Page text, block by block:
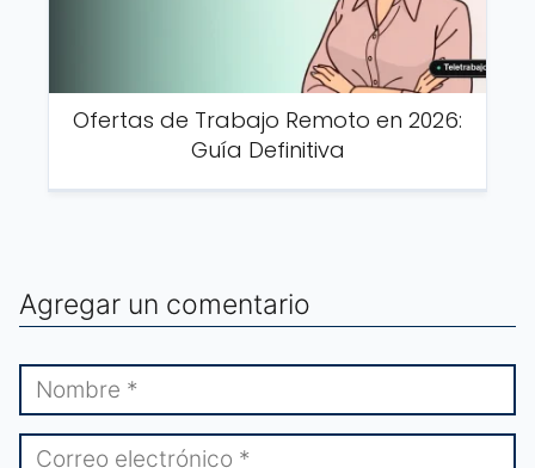
Ofertas de Trabajo Remoto en 2026:
Guía Definitiva
Agregar un comentario